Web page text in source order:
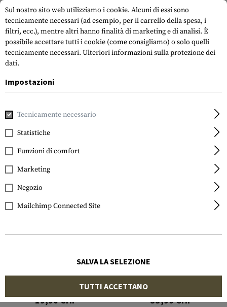
Downforce Multi Tool
19,90 CHF
Ultra-Tek Knife Sharpener
33,90 CHF
Sul nostro sito web utilizziamo i cookie. Alcuni di essi sono
tecnicamente necessari (ad esempio, per il carrello della spesa, i
filtri, ecc.), mentre altri hanno finalità di marketing e di analisi. È
possibile accettare tutti i cookie (come consigliamo) o solo quelli
tecnicamente necessari. Ulteriori informazioni sulla protezione dei
dati.
Impostazioni
Tecnicamente necessario
Statistiche
Funzioni di comfort
Marketing
Negozio
Mailchimp Connected Site
SALVA LA SELEZIONE
TUTTI ACCETTANO